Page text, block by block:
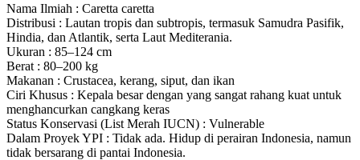
Nama Ilmiah : Caretta caretta
Distribusi : Lautan tropis dan subtropis, termasuk Samudra Pasifik,
Hindia, dan Atlantik, serta Laut Mediterania.
Ukuran : 85–124 cm
Berat : 80–200 kg
Makanan : Crustacea, kerang, siput, dan ikan
Ciri Khusus : Kepala besar dengan yang sangat rahang kuat untuk
menghancurkan cangkang keras
Status Konservasi (List Merah IUCN) : Vulnerable
Dalam Proyek YPI : Tidak ada. Hidup di perairan Indonesia, namun
tidak bersarang di pantai Indonesia.